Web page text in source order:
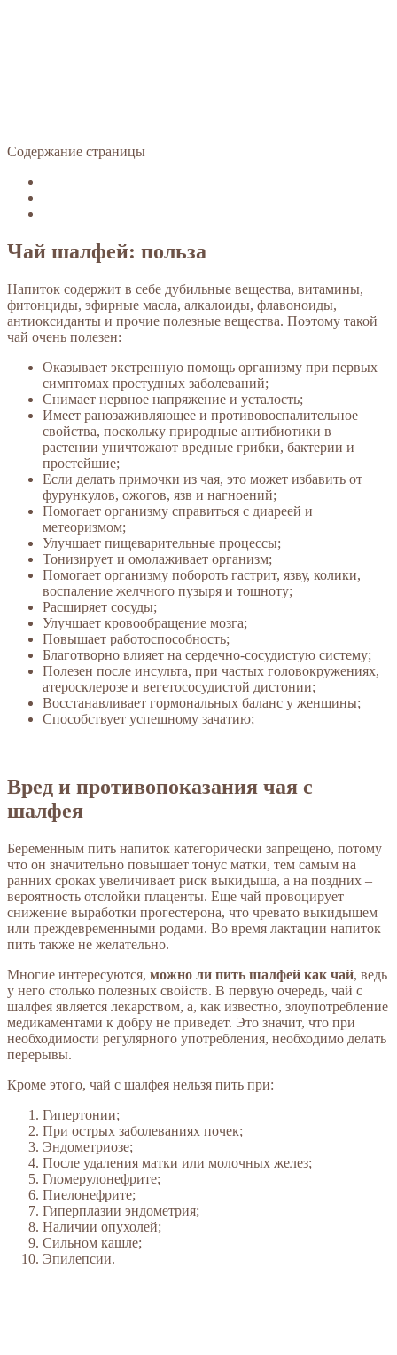
Содержание страницы
Чай шалфей: польза
Напиток содержит в себе дубильные вещества, витамины,
фитонциды, эфирные масла, алкалоиды, флавоноиды,
антиоксиданты и прочие полезные вещества. Поэтому такой
чай очень полезен:
Оказывает экстренную помощь организму при первых
симптомах простудных заболеваний;
Снимает нервное напряжение и усталость;
Имеет ранозаживляющее и противовоспалительное
свойства, поскольку природные антибиотики в
растении уничтожают вредные грибки, бактерии и
простейшие;
Если делать примочки из чая, это может избавить от
фурункулов, ожогов, язв и нагноений;
Помогает организму справиться с диареей и
метеоризмом;
Улучшает пищеварительные процессы;
Тонизирует и омолаживает организм;
Помогает организму побороть гастрит, язву, колики,
воспаление желчного пузыря и тошноту;
Расширяет сосуды;
Улучшает кровообращение мозга;
Повышает работоспособность;
Благотворно влияет на сердечно-сосудистую систему;
Полезен после инсульта, при частых головокружениях,
атеросклерозе и вегетососудистой дистонии;
Восстанавливает гормональных баланс у женщины;
Способствует успешному зачатию;
Вред и противопоказания чая с
шалфея
Беременным пить напиток категорически запрещено, потому
что он значительно повышает тонус матки, тем самым на
ранних сроках увеличивает риск выкидыша, а на поздних –
вероятность отслойки плаценты. Еще чай провоцирует
снижение выработки прогестерона, что чревато выкидышем
или преждевременными родами. Во время лактации напиток
пить также не желательно.
Многие интересуются, можно ли пить шалфей как чай, ведь
у него столько полезных свойств. В первую очередь, чай с
шалфея является лекарством, а, как известно, злоупотребление
медикаментами к добру не приведет. Это значит, что при
необходимости регулярного употребления, необходимо делать
перерывы.
Кроме этого, чай с шалфея нельзя пить при:
Гипертонии;
При острых заболеваниях почек;
Эндометриозе;
После удаления матки или молочных желез;
Гломерулонефрите;
Пиелонефрите;
Гиперплазии эндометрия;
Наличии опухолей;
Сильном кашле;
Эпилепсии.